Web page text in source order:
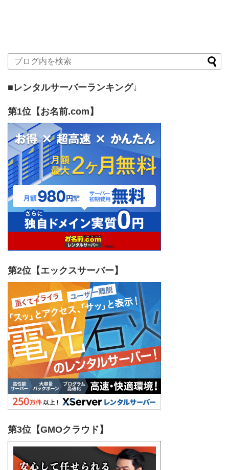
■レンタルサーバーランキング↓
第1位【お名前.com】
第2位【エックスサーバー】
第3位【GMOクラウド】